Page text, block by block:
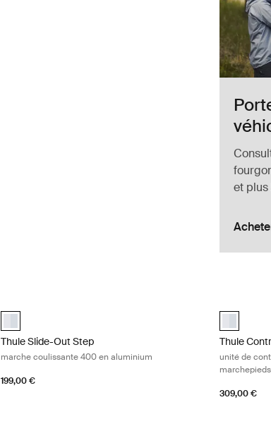
et plus
Thule Slide-Out Step Manual - 400 Aluminium (selected)
Thule Slide-Out Step
marche coulissante 400 en aluminium
199,00 €
Thule
Thule
unité de
309,00 €